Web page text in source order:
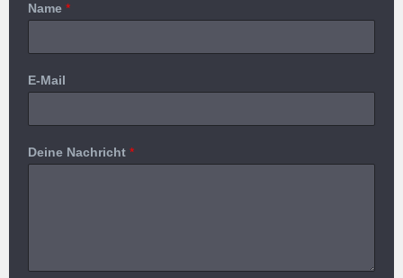
Name *
E-Mail
Deine Nachricht *